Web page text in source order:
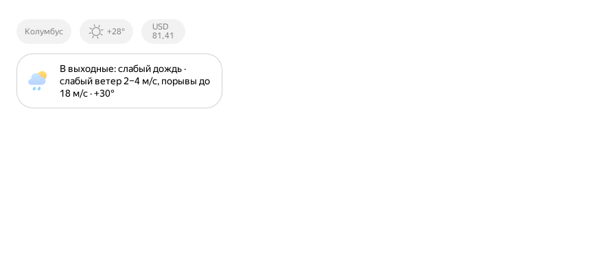
Колумбус +28°
Курсы ЦБ
РФ
USD
81,41
В выходные: слабый дождь ·
слабый ветер 2⁠–⁠4 м⁠/⁠с, порывы до
18 м⁠/⁠с · +30⁠°